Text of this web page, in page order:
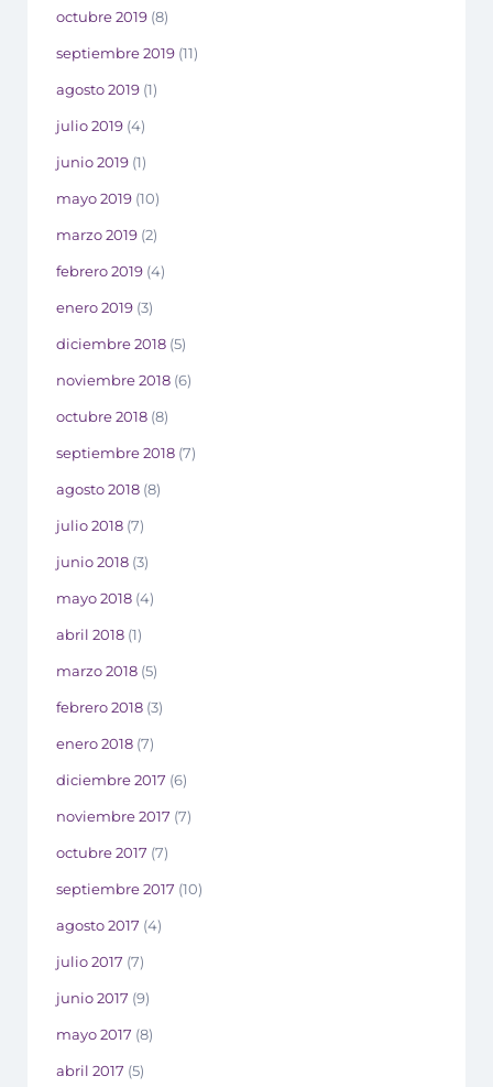
octubre 2019 (8)
septiembre 2019 (11)
agosto 2019 (1)
julio 2019 (4)
junio 2019 (1)
mayo 2019 (10)
marzo 2019 (2)
febrero 2019 (4)
enero 2019 (3)
diciembre 2018 (5)
noviembre 2018 (6)
octubre 2018 (8)
septiembre 2018 (7)
agosto 2018 (8)
julio 2018 (7)
junio 2018 (3)
mayo 2018 (4)
abril 2018 (1)
marzo 2018 (5)
febrero 2018 (3)
enero 2018 (7)
diciembre 2017 (6)
noviembre 2017 (7)
octubre 2017 (7)
septiembre 2017 (10)
agosto 2017 (4)
julio 2017 (7)
junio 2017 (9)
mayo 2017 (8)
abril 2017 (5)